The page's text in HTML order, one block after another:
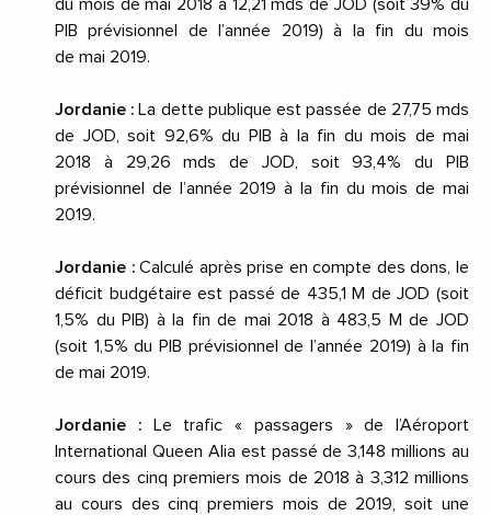
du mois demai 2018 à 12,21 mds de JOD (soit 39% du
PIB prévisionnel de l’année 2019) à la fin du mois
de mai 2019.
Jordanie : La dette publique est passée de 27,75 mds
de JOD, soit 92,6% du PIB à la fin du mois de mai
2018 à 29,26 mds de JOD, soit 93,4% du PIB
prévisionnel de l’année 2019 à la fin du mois de mai
2019.
Jordanie :Calculé après prise en compte des dons, le
déficit budgétaire est passé de 435,1 M de JOD (soit
1,5% du PIB) à la fin de mai 2018 à 483,5 M de JOD
(soit 1,5% du PIB prévisionnel de l’année 2019) à la fin
de mai 2019.
Jordanie :Le trafic « passagers » de l’Aéroport
International Queen Alia est passé de 3,148 millions au
cours des cinq premiers mois de 2018 à 3,312 millions
au cours des cinq premiers mois de 2019, soit une